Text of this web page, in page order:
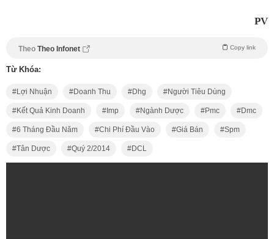
PV
Theo Theo Infonet Copy link
Từ Khóa:
Lợi Nhuận Doanh Thu Dhg Người Tiêu Dùng
Kết Quả Kinh Doanh Imp Ngành Dược Pmc Dmc
6 Tháng Đầu Năm Chi Phí Đầu Vào Giá Bán Spm
Tân Dược Quý 2/2014 DCL